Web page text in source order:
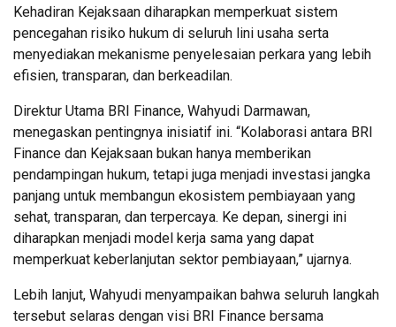
Kehadiran Kejaksaan diharapkan memperkuat sistem
pencegahan risiko hukum di seluruh lini usaha serta
menyediakan mekanisme penyelesaian perkara yang lebih
efisien, transparan, dan berkeadilan.
Direktur Utama BRI Finance, Wahyudi Darmawan,
menegaskan pentingnya inisiatif ini. “Kolaborasi antara BRI
Finance dan Kejaksaan bukan hanya memberikan
pendampingan hukum, tetapi juga menjadi investasi jangka
panjang untuk membangun ekosistem pembiayaan yang
sehat, transparan, dan terpercaya. Ke depan, sinergi ini
diharapkan menjadi model kerja sama yang dapat
memperkuat keberlanjutan sektor pembiayaan,” ujarnya.
Lebih lanjut, Wahyudi menyampaikan bahwa seluruh langkah
tersebut selaras dengan visi BRI Finance bersama